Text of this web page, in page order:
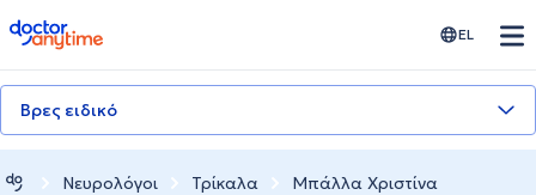
doctoranytime EL
Βρες ειδικό
Νευρολόγοι Τρίκαλα Μπάλλα Χριστίνα